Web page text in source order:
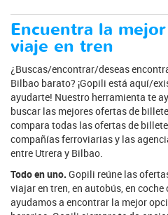
Encuentra la
viaje en tren
¿Buscas/encontrar/deseas
Bilbao barato? ¡Gopili está aquí/
ayudarte! Nuestro herramienta te
buscar las mejores ofertas de
compara todas las ofertas de
compañías ferroviarias y las
entre Utrera y Bilbao.
Todo en uno. Gopili reúne las
viajar en tren, en autobús, en
ayudamos a encontrar la mejor